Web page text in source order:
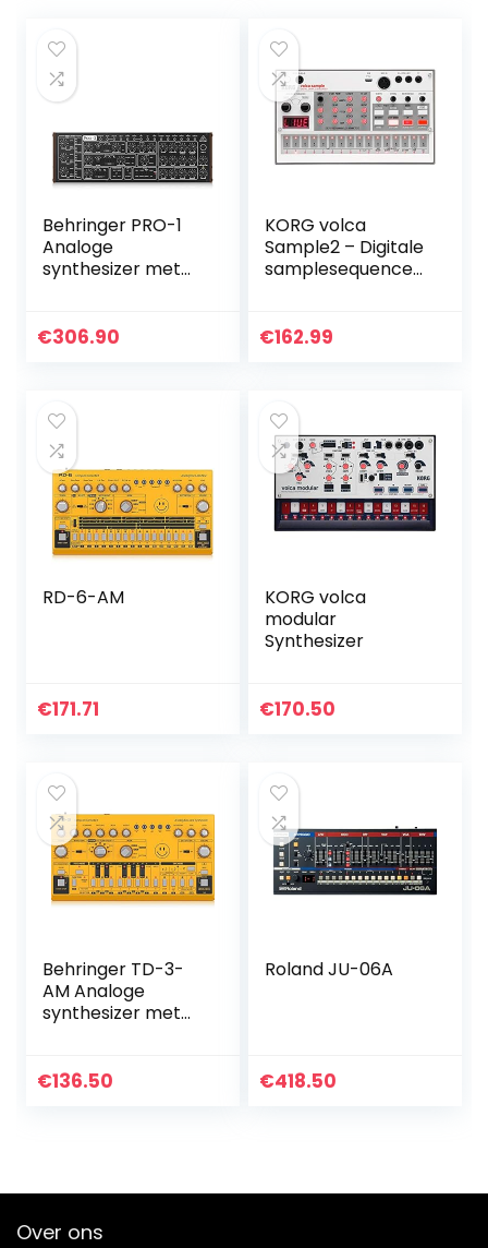
Behringer PRO-1
Analoge
synthesizer met
golfvormen, 4-
16-stemmige
poly-keten en
Eurorack-formaat
€306.90
KORG volca
Sample2 – Digitale
samplesequencer
€162.99
RD-6-AM
€171.71
KORG volca
modular
Synthesizer
€170.50
Behringer TD-3-
AM Analoge
synthesizer met
line,
€136.50
Roland JU-06A
€418.50
Over ons